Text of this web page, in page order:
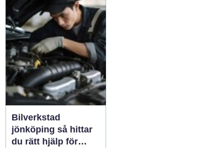
om att kunna lita på
bilen varje dag oavsett
om den rullar till jobbet,
...
Bilverkstad
jönköping så hittar
du rätt hjälp för